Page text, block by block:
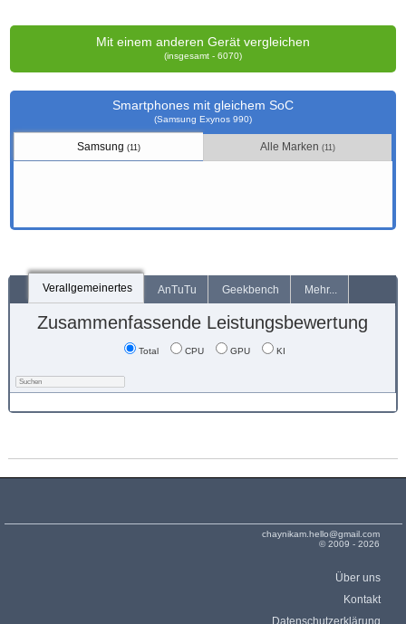
Mit einem anderen Gerät vergleichen
(insgesamt - 6070)
Smartphones mit gleichem SoC
(Samsung Exynos 990)
Samsung(11) Alle Marken(11)
Verallgemeinertes AnTuTu Geekbench Mehr...
Zusammenfassende Leistungsbewertung
Total CPU GPU KI
chaynikam.hello@gmail.com
© 2009 - 2026
Über uns
Kontakt
Datenschutzerklärung